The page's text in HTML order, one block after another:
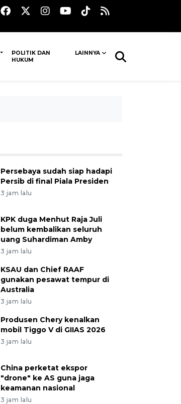
POLITIK DAN
HUKUM
LAINNYA
Persebaya sudah siap hadapi
Persib di final Piala Presiden
3 jam lalu
KPK duga Menhut Raja Juli
belum kembalikan seluruh
uang Suhardiman Amby
3 jam lalu
KSAU dan Chief RAAF
gunakan pesawat tempur di
Australia
3 jam lalu
Produsen Chery kenalkan
mobil Tiggo V di GIIAS 2026
3 jam lalu
China perketat ekspor
"drone" ke AS guna jaga
keamanan nasional
3 jam lalu